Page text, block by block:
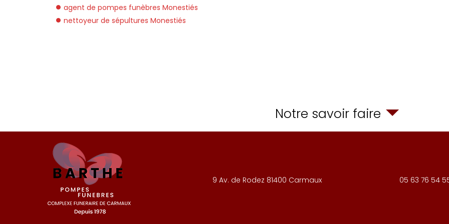
agent de pompes funèbres Monestiés
nettoyeur de sépultures Monestiés
Notre savoir faire
9 Av. de Rodez 81400 Carmaux 05 63 76 54